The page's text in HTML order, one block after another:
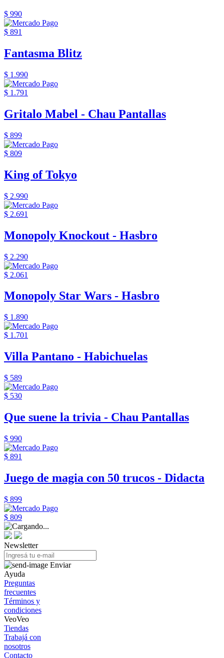
$ 990
$ 891
Fantasma Blitz
$ 1.990
$ 1.791
Gritalo Mabel - Chau Pantallas
$ 899
$ 809
King of Tokyo
$ 2.990
$ 2.691
Monopoly Knockout - Hasbro
$ 2.290
$ 2.061
Monopoly Star Wars - Hasbro
$ 1.890
$ 1.701
Villa Pantano - Habichuelas
$ 589
$ 530
Que suene la trivia - Chau Pantallas
$ 990
$ 891
Juego de magia con 50 trucos - Didacta
$ 899
$ 809
Newsletter
Enviar
Ayuda
Preguntas
frecuentes
Términos y
condiciones
VeoVeo
Tiendas
Trabajá con
nosotros
Contacto